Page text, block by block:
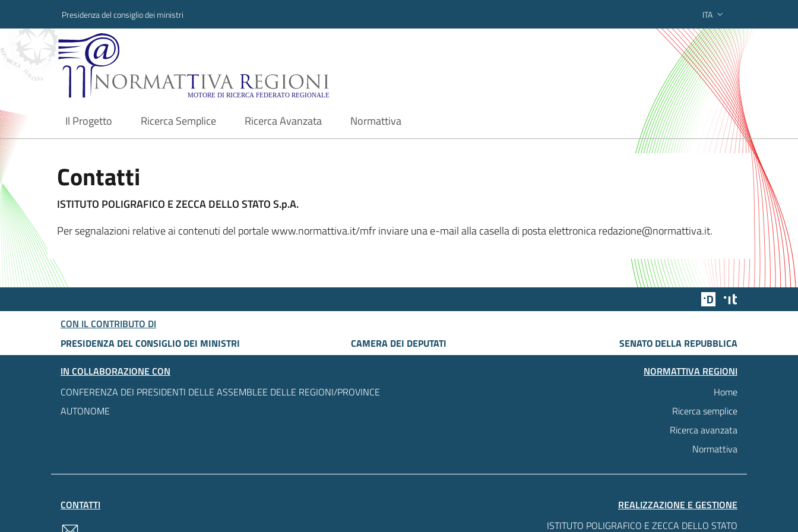
Presidenza del consiglio dei ministri ITA
Normattiva Regioni - Motore di ricerca federato regionale
Il Progetto
current Ricerca Semplice Ricerca Avanzata Normattiva
Contatti
ISTITUTO POLIGRAFICO E ZECCA DELLO STATO S.p.A.
Per segnalazioni relative ai contenuti del portale www.normattiva.it/mfr inviare una e-mail alla casella di posta elettronica redazione@normattiva.it.
Team Digitale
CON IL CONTRIBUTO DI
PRESIDENZA DEL CONSIGLIO DEI MINISTRI
CAMERA DEI DEPUTATI
SENATO DELLA REPUBBLICA
IN COLLABORAZIONE CON
CONFERENZA DEI PRESIDENTI DELLE ASSEMBLEE DELLE REGIONI/PROVINCE
AUTONOME
NORMATTIVA REGIONI
Home
Ricerca semplice
Ricerca avanzata
Normattiva
CONTATTI
REALIZZAZIONE E GESTIONE
ISTITUTO POLIGRAFICO E ZECCA DELLO STATO